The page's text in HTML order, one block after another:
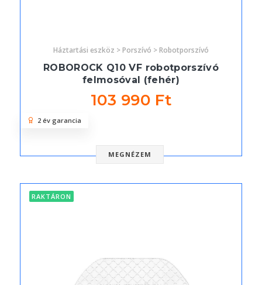
Háztartási eszköz > Porszívó > Robotporszívó
ROBOROCK Q10 VF robotporszívó
felmosóval (fehér)
103 990 Ft
MEGNÉZEM
2 év garancia
RAKTÁRON